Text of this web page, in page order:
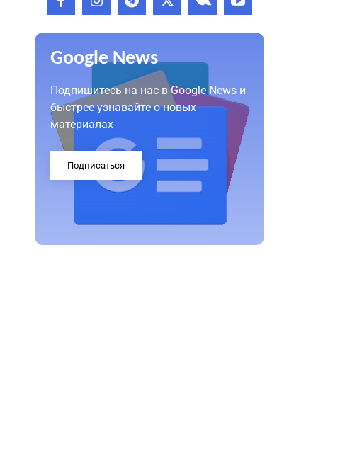
Google News
Подпишитесь на нас в Google News и
быстрее узнавайте о новых
материалах
Подписаться